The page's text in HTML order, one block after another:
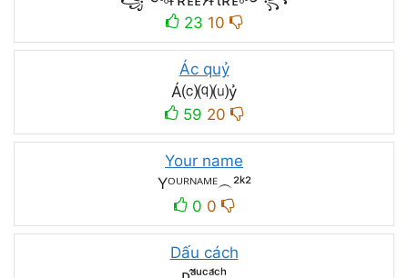
23 10
Ác quỷ
Á⒞⒬⒰ỷ
59 20
Your name
Yᴼᵁᴿᴺᴬᴹᴱ︵²ᵏ²
0 0
Dấu cách